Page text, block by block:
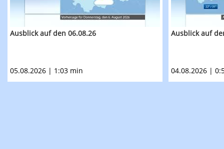
Ausblick auf den 06.08.26
05.08.2026 | 1:03 min
Ausblick auf
04.08.2026 |